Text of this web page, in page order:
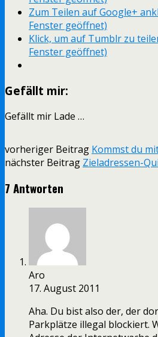
Zum Teilen auf Google+
Fenster geöffnet)
Klick, um auf Tumblr zu
Fenster geöffnet)
Gefällt mir:
Gefällt mir Lade …
vorheriger Beitrag Kommst du
nächster Beitrag Zieladressen-
7 Antworten
Aro
17. August 2011
Aha. Du bist also der, der
Parkplätze illegal blockiert.